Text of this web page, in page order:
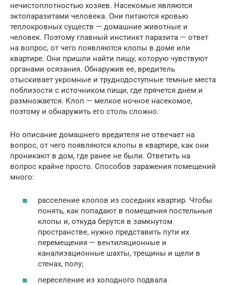
нечистоплотностью хозяев. Насекомые являются
эктопаразитами человека. Они питаются кровью
теплокровных существ — домашние животные и
человек. Поэтому главный инстинкт паразита — ответ
на вопрос, от чего появляются клопы в доме или
квартире. Они пришли найти пищу, которую чувствуют
органами осязания. Обнаружив ее, вредитель
отыскивает укромные и труднодоступные темные места
поблизости с источником пищи, где прячется днем и
размножается. Клоп — мелкое ночное насекомое,
поэтому и обнаружить его столь сложно.
Но описание домашнего вредителя не отвечает на
вопрос, от чего появляются клопы в квартире, как они
проникают в дом, где ранее не были. Ответить на
вопрос крайне просто. Способов заражения помещений
много:
расселение клопов из соседних квартир. Чтобы
понять, как попадают в помещения постельные
клопы и, откуда берутся в замкнутом
пространстве, нужно представить пути их
перемещения — вентиляционные и
канализационные шахты, трещины и щели в
стенах, полу;
переселение из холодного подвала